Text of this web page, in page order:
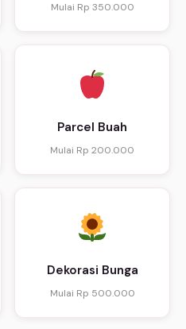
Mulai Rp 350.000
Parcel Buah
Mulai Rp 200.000
Dekorasi Bunga
Mulai Rp 500.000